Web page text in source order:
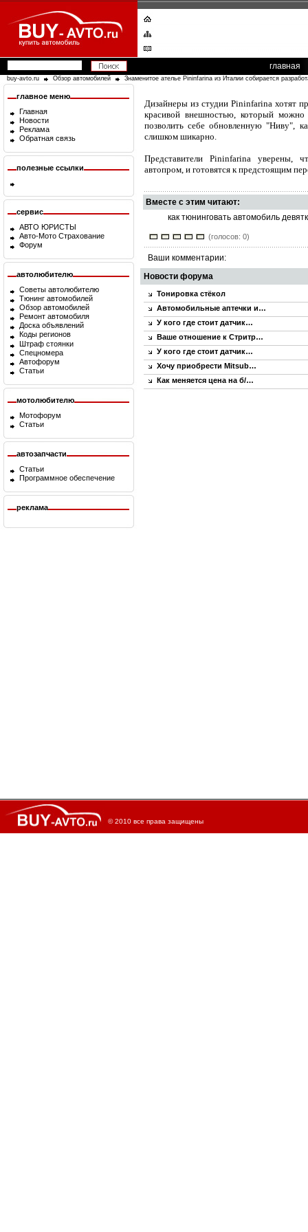
главная
buy-avto.ru Обзор автомобилей Знаменитое ателье Pininfarina из Италии собирается
главное меню
Главная
Новости
Реклама
Обратная связь
полезные ссылки
сервис
АВТО ЮРИСТЫ
Авто-Мото Страхование
Форум
автолюбителю
Советы автолюбителю
Тюнинг автомобилей
Обзор автомобилей
Ремонт автомобиля
Доска объявлений
Коды регионов
Штраф стоянки
Спецномера
Автофорум
Статьи
мотолюбителю
Мотофорум
Статьи
автозапчасти
Статьи
Программное обеспечение
реклама
Дизайнеры из студии Pininfarina хотят
красивой внешностью, который
позволить себе обновленную "Ниву",
слишком шикарно.
Представители Pininfarina уверены,
автопром, и готовятся к предстоящим
Вместе с этим читают:
как тюнинговать автомобиль
(голосов: 0)
Ваши комментарии:
Новости форума
Тонировка стёкол
Автомобильные аптечки и…
У кого где стоит датчик…
Ваше отношение к Стритр…
У кого где стоит датчик…
Хочу приобрести Mitsub…
Как меняется цена на б/…
© 2010 все права защищены